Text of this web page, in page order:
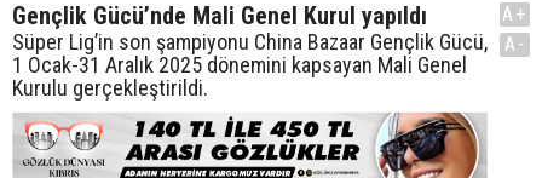
Gençlik Gücü’nde Mali Genel Kurul yapıldı
Süper Lig’in son şampiyonu China Bazaar Gençlik Gücü,
1 Ocak-31 Aralık 2025 dönemini kapsayan Mali Genel
Kurulu gerçekleştirildi.
A+
A-